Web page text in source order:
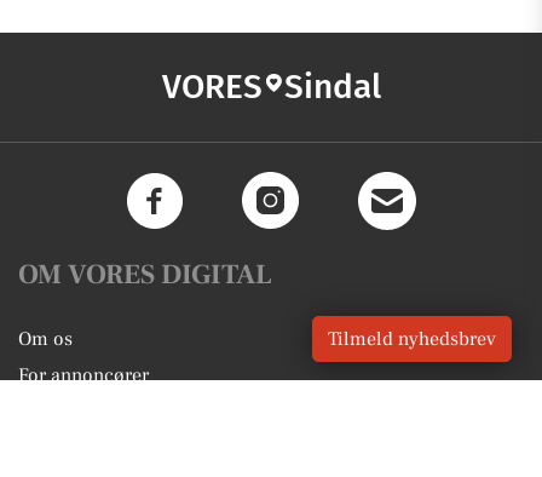
VORES Sindal
OM VORES DIGITAL
Om os
For annoncører
Tilmeld nyhedsbrev